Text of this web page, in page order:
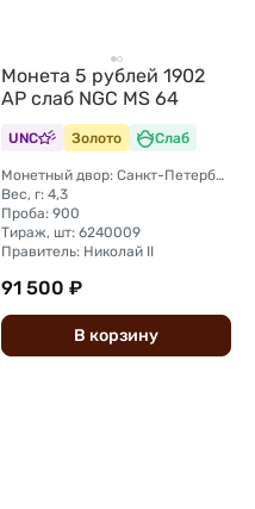
Монета 5 рублей 1902
АР слаб NGC MS 64
UNC Золото Слаб
Монетный двор: Санкт-Петербургский монетный двор
Вес, г: 4,3
Проба: 900
Тираж, шт: 6240009
Правитель: Николай II
91 500 ₽
В корзину